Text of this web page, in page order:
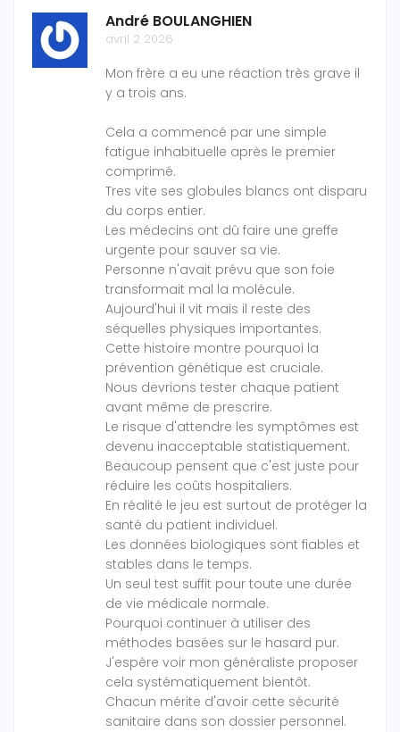
André BOULANGHIEN
avril 2 2026
Mon frère a eu une réaction très grave il
y a trois ans.
Cela a commencé par une simple
fatigue inhabituelle après le premier
comprimé.
Tres vite ses globules blancs ont disparu
du corps entier.
Les médecins ont dû faire une greffe
urgente pour sauver sa vie.
Personne n'avait prévu que son foie
transformait mal la molécule.
Aujourd'hui il vit mais il reste des
séquelles physiques importantes.
Cette histoire montre pourquoi la
prévention génétique est cruciale.
Nous devrions tester chaque patient
avant même de prescrire.
Le risque d'attendre les symptômes est
devenu inacceptable statistiquement.
Beaucoup pensent que c'est juste pour
réduire les coûts hospitaliers.
En réalité le jeu est surtout de protéger la
santé du patient individuel.
Les données biologiques sont fiables et
stables dans le temps.
Un seul test suffit pour toute une durée
de vie médicale normale.
Pourquoi continuer à utiliser des
méthodes basées sur le hasard pur.
J'espère voir mon généraliste proposer
cela systématiquement bientôt.
Chacun mérite d'avoir cette sécurité
sanitaire dans son dossier personnel.